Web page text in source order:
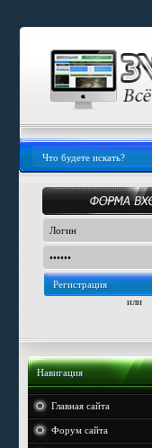
Регистрация
или
Навигация
Главная сайта
Форум сайта